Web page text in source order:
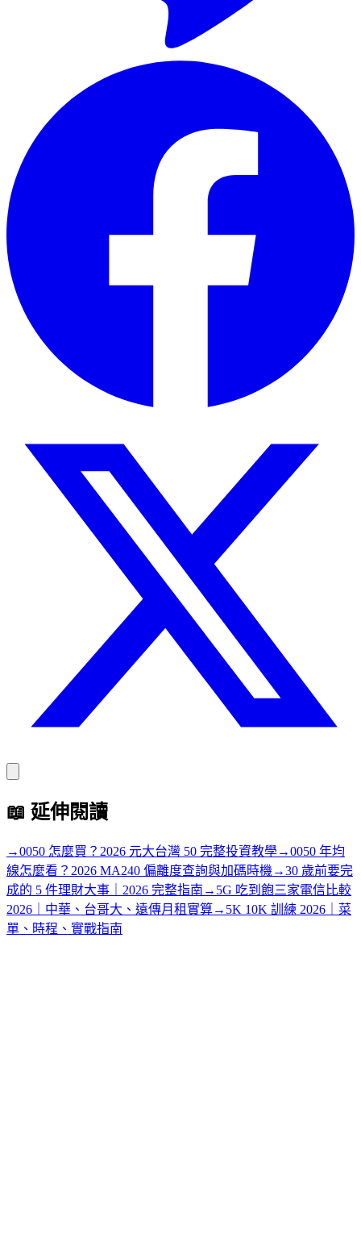
📖 延伸閱讀
→0050 怎麼買？2026 元大台灣 50 完整投資教學→0050 年均
線怎麼看？2026 MA240 偏離度查詢與加碼時機 →30 歲前要完
成的 5 件理財大事｜2026 完整指南 → 5G 吃到飽三家電信比較
2026｜中華、台哥大、遠傳月租實算→ 5K 10K 訓練 2026｜菜
單、時程、實戰指南